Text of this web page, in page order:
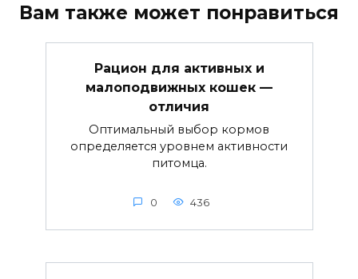
Вам также может понравиться
Рацион для активных и
малоподвижных кошек —
отличия
Оптимальный выбор кормов
определяется уровнем активности
питомца.
0 436